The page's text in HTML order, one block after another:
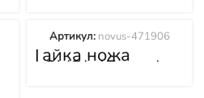
Гайка ножа
LOVOL (Ловол)
Артикул: novus-471906